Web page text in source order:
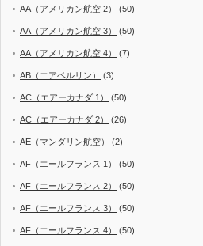
AA（アメリカン航空 2） (50)
AA（アメリカン航空 3） (50)
AA（アメリカン航空 4） (7)
AB（エアベルリン） (3)
AC（エアーカナダ 1） (50)
AC（エアーカナダ 2） (26)
AE（マンダリン航空） (2)
AF（エールフランス 1） (50)
AF（エールフランス 2） (50)
AF（エールフランス 3） (50)
AF（エールフランス 4） (50)